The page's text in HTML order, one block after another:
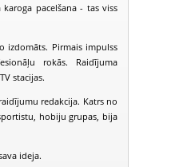
PIEEJAMS
PUBLISKAJĀS
BIBLIOTĒKĀS
TV (2009-10-11)
pacelšana - tas viss
izdomāts. Pirmais impulss
rokās. Raidījuma
stacijas.
redakcija. Katrs no
hobiju grupas, bija
ideja.